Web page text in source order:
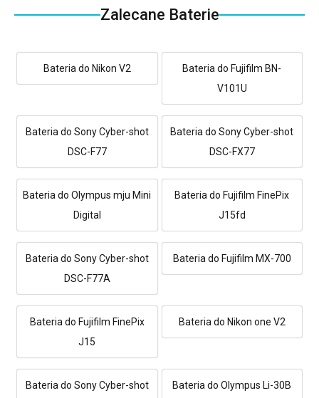
Zalecane Baterie
Bateria do Nikon V2
Bateria do Fujifilm BN-
V101U
Bateria do Sony Cyber-shot
DSC-F77
Bateria do Sony Cyber-shot
DSC-FX77
Bateria do Olympus mju Mini
Digital
Bateria do Fujifilm FinePix
J15fd
Bateria do Sony Cyber-shot
DSC-F77A
Bateria do Fujifilm MX-700
Bateria do Fujifilm FinePix
J15
Bateria do Nikon one V2
Bateria do Sony Cyber-shot
Bateria do Olympus Li-30B